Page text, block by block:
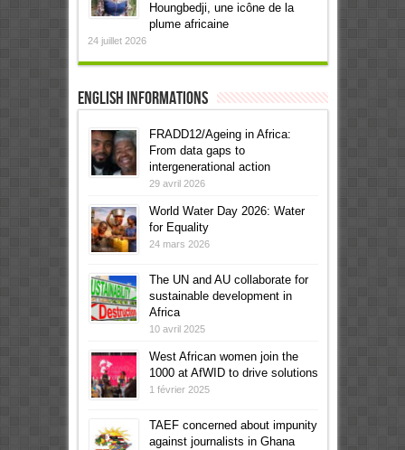
Houngbedji, une icône de la
plume africaine
24 juillet 2026
English informations
FRADD12/Ageing in Africa:
From data gaps to
intergenerational action
29 avril 2026
World Water Day 2026: Water
for Equality
24 mars 2026
The UN and AU collaborate for
sustainable development in
Africa
10 avril 2025
West African women join the
1000 at AfWID to drive solutions
1 février 2025
TAEF concerned about impunity
against journalists in Ghana